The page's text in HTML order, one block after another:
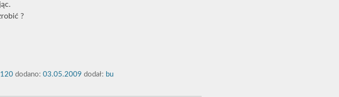
?
120 dodano: 03.05.2009 dodał: bu